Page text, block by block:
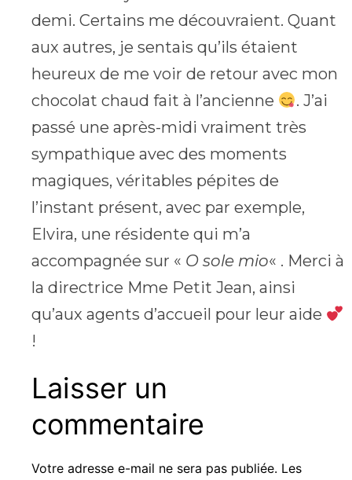
demi. Certains me découvraient. Quant
aux autres, je sentais qu’ils étaient
heureux de me voir de retour avec mon
chocolat chaud fait à l’ancienne
. J’ai
passé une après-midi vraiment très
sympathique avec des moments
magiques, véritables pépites de
l’instant présent, avec par exemple,
Elvira, une résidente qui m’a
accompagnée sur « O sole mio« . Merci à
la directrice Mme Petit Jean, ainsi
qu’aux agents d’accueil pour leur aide
!
Laisser un
commentaire
Votre adresse e-mail ne sera pas publiée. Les